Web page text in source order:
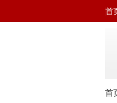
首
首
小心近期冒充广州万